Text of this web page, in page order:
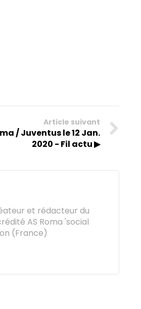
Article suivant
/ Juventus le 12 Jan.
2020 - Fil actu ▶
et rédacteur du
AS Roma 'social
(France)